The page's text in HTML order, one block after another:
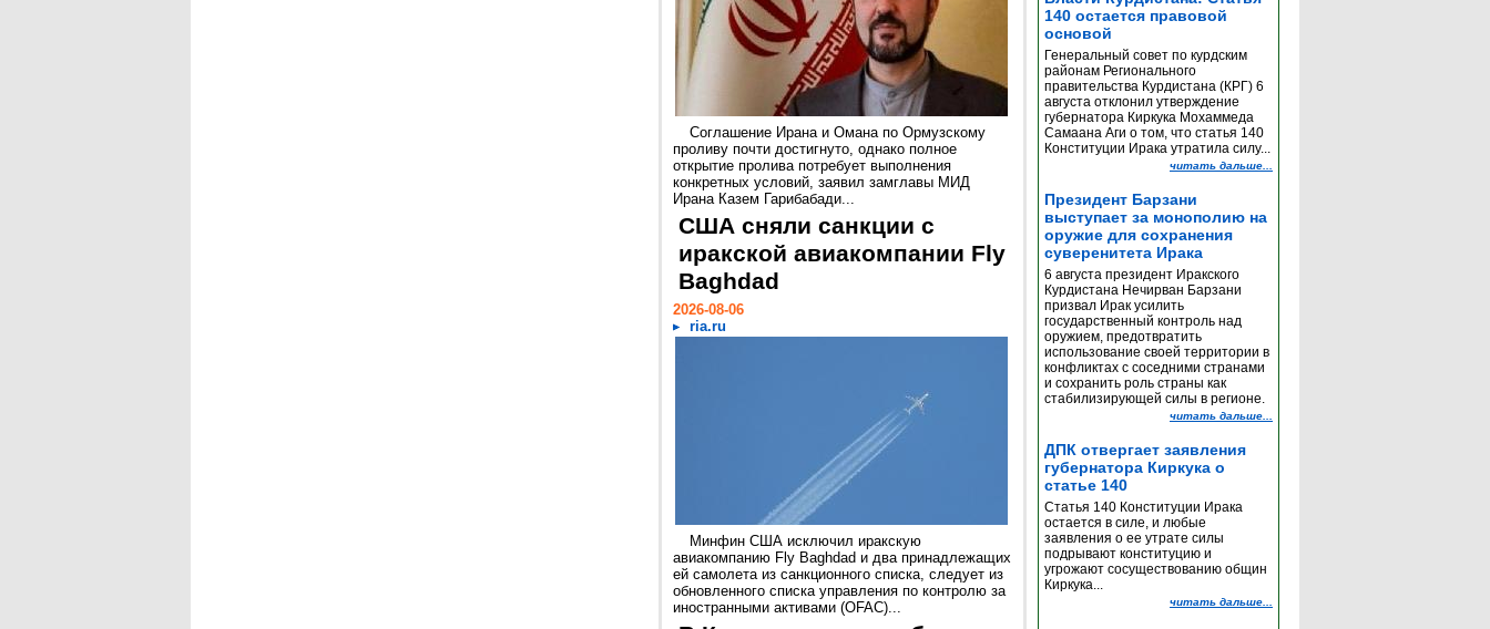
Соглашение Ирана и Омана по Ормузскому
проливу почти достигнуто, однако полное
открытие пролива потребует выполнения
конкретных условий, заявил замглавы МИД
Ирана Казем Гарибабади...
США сняли санкции с
иракской авиакомпании Fly
Baghdad
2026-08-06
ria.ru
Минфин США исключил иракскую
авиакомпанию Fly Baghdad и два принадлежащих
ей самолета из санкционного списка, следует из
обновленного списка управления по контролю за
иностранными активами (OFAC)...
140 остается правовой
основой
Генеральный совет по курдским
районам Регионального
правительства Курдистана (КРГ) 6
августа отклонил утверждение
губернатора Киркука Мохаммеда
Самаана Аги о том, что статья 140
Конституции Ирака утратила силу...
читать дальше...
Президент Барзани
выступает за монополию на
оружие для сохранения
суверенитета Ирака
6 августа президент Иракского
Курдистана Нечирван Барзани
призвал Ирак усилить
государственный контроль над
оружием, предотвратить
использование своей территории в
конфликтах с соседними странами
и сохранить роль страны как
стабилизирующей силы в регионе.
читать дальше...
ДПК отвергает заявления
губернатора Киркука о
статье 140
Статья 140 Конституции Ирака
остается в силе, и любые
заявления о ее утрате силы
подрывают конституцию и
угрожают сосуществованию общин
Киркука...
читать дальше...